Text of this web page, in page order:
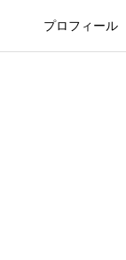
プロフィール